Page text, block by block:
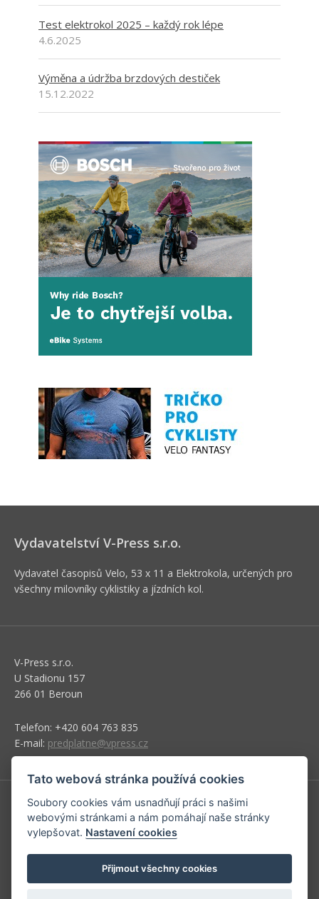
Test elektrokol 2025 – každý rok lépe
4.6.2025
Výměna a údržba brzdových destiček
15.12.2022
Vydavatelství V-Press s.r.o.
Vydavatel časopisů Velo, 53 x 11 a Elektrokola, určených pro
všechny milovníky cyklistiky a jízdních kol.
V-Press s.r.o.
U Stadionu 157
266 01 Beroun
Telefon: +420 604 763 835
E-mail: predplatne@vpress.cz
Redakce
Předplatné
Inzerce v časopise
Inzerce na www stránkách
Tato webová stránka používá cookies
Soubory cookies vám usnadňují práci s našimi
webovými stránkami a nám pomáhají naše stránky
vylepšovat. Nastavení cookies
Přijmout všechny cookies